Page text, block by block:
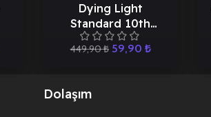
Dying Light
Standard 10th
Anniversary Edition
449,90₺ 59,90 ₺
Dolaşım